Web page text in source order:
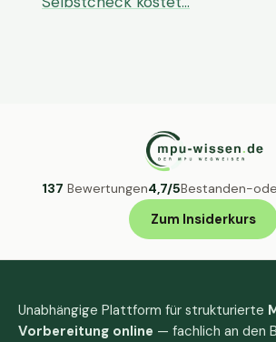
137 Bewertungen4,7/5Bestanden-
Zum Insiderkurs
Unabhängige Plattform für strukturierte
Vorbereitung online — fachlich an den